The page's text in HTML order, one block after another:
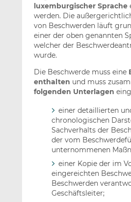
luxemburgischer Sprache
werden. Die
von Beschwerden läuft
einer der oben genannten
welcher der
wurde.
Die Beschwerde muss eine
enthalten und muss
folgenden Unterlagen
einer detaillierten
chronologischen
Sachverhalts der
der vom
unternommenen
einer Kopie der im
eingereichten
Beschwerden
Geschäftsleiter;